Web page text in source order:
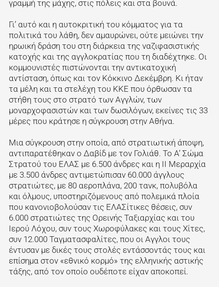
γραμμή της μάχης, στις πόλεις και στα βουνά.
Γι’ αυτό και η αυτοκριτική του κόμματος για τα
πολιτικά του λάθη, δεν αμαυρώνει, ούτε μειώνει την
ηρωική δράση του στη διάρκεια της ναζιφασιστικής
κατοχής και της αγγλοκρατίας που τη διαδέχτηκε. Οι
κομμουνιστές πιστώνονται την αντικατοχική
αντίσταση, όπως και τον Κόκκινο Δεκέμβρη. Κι ήταν
τα μέλη και τα στελέχη του ΚΚΕ που όρθωσαν τα
στήθη τους στο στρατό των Αγγλών, των
μοναρχοφασιστών και των δωσιλόγων, εκείνες τις 33
μέρες που κράτησε η σύγκρουση στην Αθήνα.
Μια σύγκρουση στην οποία, από στρατιωτική άποψη,
αντιπαρατέθηκαν ο Δαβίδ με τον Γολιάθ. Το Α’ Σώμα
Στρατού του ΕΛΑΣ με 6.500 άνδρες και η ΙΙ Μεραρχία
με 3.500 άνδρες αντιμετώπισαν 60.000 άγγλους
στρατιώτες, με 80 αεροπλάνα, 200 τανκ, πολυβόλα
και όλμους, υποστηριζόμενους από πολεμικά πλοία
που κανονιοβολούσαν τις ΕΛΑΣίτικες θέσεις, συν
6.000 στρατιώτες της Ορεινής Ταξιαρχίας και του
Ιερού Λόχου, συν τους Χωροφύλακες και τους Χίτες,
συν 12.000 Ταγματασφαλίτες, που οι Αγγλοι τους
έντυσαν με δικές τους στολές εντάσσοντάς τους και
επίσημα στον «εθνικό κορμό» της ελληνικής αστικής
τάξης, από τον οποίο ουδέποτε είχαν αποκοπεί.